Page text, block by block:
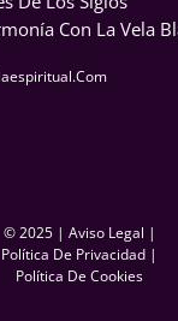
Con La Vela
© 2025 | Aviso Legal |
Política De Privacidad |
Política De Cookies